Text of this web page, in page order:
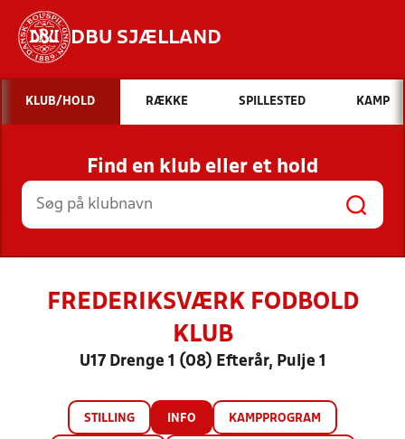
DBU SJÆLLAND
Hvad vil du søge efter?
INDHOLD OG NYHEDER
STILLINGER, RESULTATER, KLUBBER OG
HOLD
KLUB/HOLD RÆKKE SPILLESTED KAMP
Find en klub eller et hold
FREDERIKSVÆRK FODBOLD
KLUB
U17 Drenge 1 (08) Efterår, Pulje 1
STILLING INFO KAMPPROGRAM